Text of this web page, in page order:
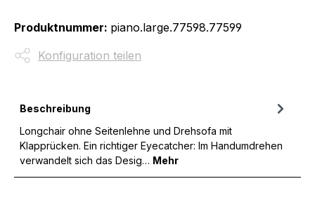
Produktnummer: piano.large.77598.77599
Konfiguration teilen
Beschreibung
Longchair ohne Seitenlehne und Drehsofa mit
Klapprücken. Ein richtiger Eyecatcher: Im Handumdrehen
verwandelt sich das Desig… Mehr